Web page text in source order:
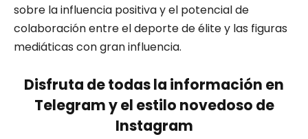
sobre la influencia positiva y el potencial de
colaboración entre el deporte de élite y las figuras
mediáticas con gran influencia.
Disfruta de todas la información en
Telegram y el estilo novedoso de
Instagram